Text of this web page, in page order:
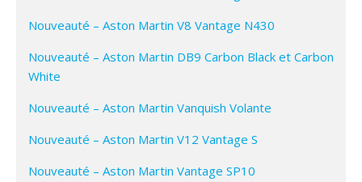
Nouveauté – Aston Martin V8 Vantage N430
Nouveauté – Aston Martin DB9 Carbon Black et Carbon
White
Nouveauté – Aston Martin Vanquish Volante
Nouveauté – Aston Martin V12 Vantage S
Nouveauté – Aston Martin Vantage SP10